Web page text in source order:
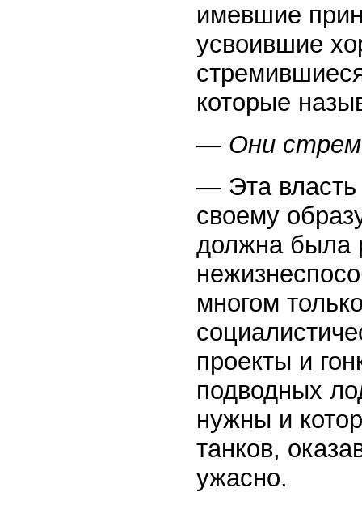
имевшие
усвоившие
которые
— Они
— Эта власть
своему
должна была
многом
проекты и
подводных
нужны и
танков,
ужасно.